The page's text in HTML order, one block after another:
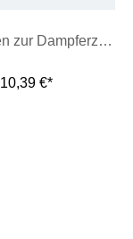
Heizkolben zur Dampferzeugung
10,39 €*